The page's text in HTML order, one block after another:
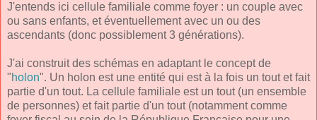
J'entends ici cellule familiale comme foyer : un couple avec
ou sans enfants, et éventuellement avec un ou des
ascendants (donc possiblement 3 générations).
J'ai construit des schémas en adaptant le concept de
"holon". Un holon est une entité qui est à la fois un tout et fait
partie d'un tout. La cellule familiale est un tout (un ensemble
de personnes) et fait partie d'un tout (notamment comme